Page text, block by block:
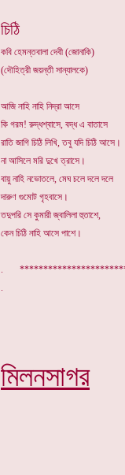
চিঠি
কবি হেমন্তবালা দেবী (জোনাকি)
(দৌহিত্রী জয়ন্তী সান্যালকে)
আজি নাহি নাহি নিদ্রা আসে
কি গরম! রুদ্ধশ্বাসে, বদ্ধ এ বাতাসে
রাতি জাগি চিঠি লিখি, তবু যদি চিঠি আসে।
না আসিলে মরি দুখে ত্রাসে।
বায়ু নাহি নভোতলে, মেঘ চলে দলে দলে
দারুণ গুমোট গৃহবাসে।
তদুপরি সে কুমারী জ্বালিলা হুতাশে,
কেন চিঠি নাহি আসে পাশে।
.
মিলনসাগর